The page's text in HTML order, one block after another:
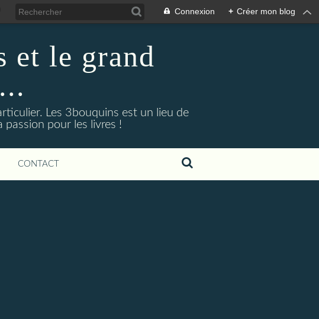
Connexion + Créer mon blog
et le grand
Les 3bouquins est un lieu de
pour les livres !
CONTACT